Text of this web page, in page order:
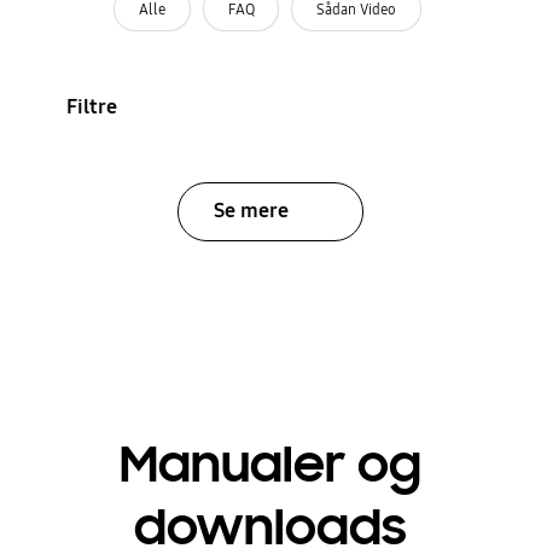
Alle FAQ Sådan Video
Filtre
Se mere
Manualer og
downloads